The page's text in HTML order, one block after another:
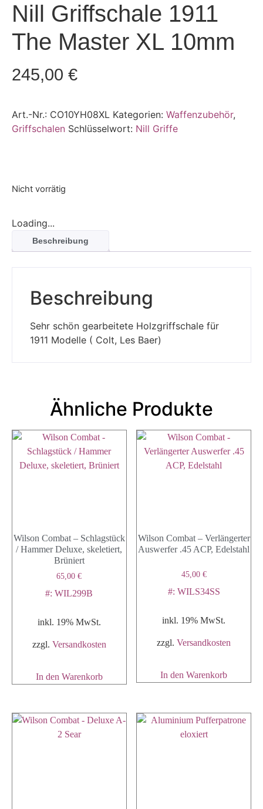
Nill Griffschale 1911
The Master XL 10mm
245,00 €
Art.-Nr.: CO10YH08XL Kategorien: Waffenzubehör,
Griffschalen Schlüsselwort: Nill Griffe
Nicht vorrätig
Loading...
Beschreibung
Beschreibung
Sehr schön gearbeitete Holzgriffschale für
1911 Modelle ( Colt, Les Baer)
Ähnliche Produkte
Wilson Combat – Schlagstück
/ Hammer Deluxe, skeletiert,
Brüniert
65,00€
#: WIL299B
inkl. 19% MwSt.
zzgl. Versandkosten
In den Warenkorb
Wilson Combat – Verlängerter
Auswerfer .45 ACP, Edelstahl
45,00 €
#: WILS34SS
inkl. 19% MwSt.
zzgl.Versandkosten
In den Warenkorb